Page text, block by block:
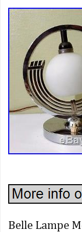
Belle Lampe